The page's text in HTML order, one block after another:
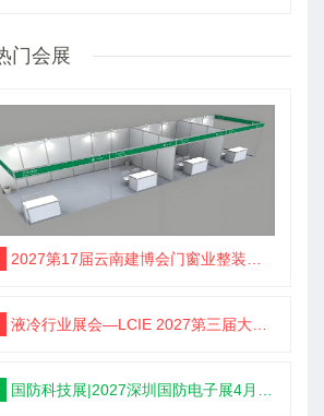
门会展
2027第17届云南建博会门窗业整装定制智能家居卫浴建材展会
液冷行业展会—LCIE 2027第三届大湾区国际液冷产业大会暨展览会（深圳）
国防科技展|2027深圳国防电子展4月9日启幕